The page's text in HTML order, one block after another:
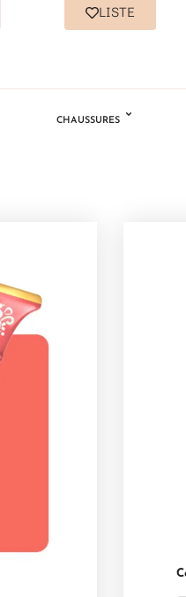
LISTE
CHAUSSURES